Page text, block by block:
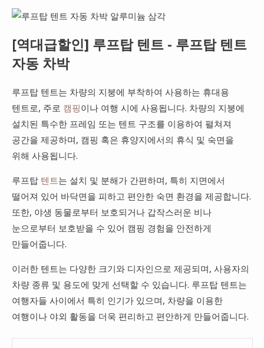
[역대급할인] 루프탑 텐트 - 루프탑 텐트
자동 차박
루프탑 텐트는 차량의 지붕에 부착하여 사용하는 휴대용
텐트로, 주로 캠핑이나 여행 시에 사용됩니다. 차량의 지붕에
설치된 특수한 프레임 또는 텐트 구조를 이용하여 펼쳐져
공간을 제공하며, 캠핑 혹은 휴양지에서의 휴식 및 숙면을
위해 사용됩니다.
루프탑 텐트는 설치 및 분해가 간편하며, 특히 지면에서
떨어져 있어 바닥면을 피하고 편안한 숙면 환경을 제공합니다.
또한, 야생 동물로부터 보호되거나 갑작스러운 비나
눈으로부터 보호받을 수 있어 캠핑 경험을 안전하게
만들어줍니다.
이러한 텐트는 다양한 크기와 디자인으로 제공되며, 사용자의
차량 종류 및 용도에 맞게 선택할 수 있습니다. 루프탑 텐트는
여행자들 사이에서 특히 인기가 있으며, 차량을 이용한
여행이나 야외 활동을 더욱 편리하고 편안하게 만들어줍니다.